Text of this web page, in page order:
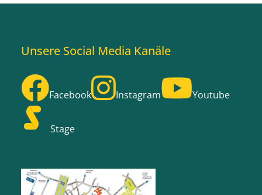
Unsere Social Media Kanäle
Facebook Instagram Youtube
Stage